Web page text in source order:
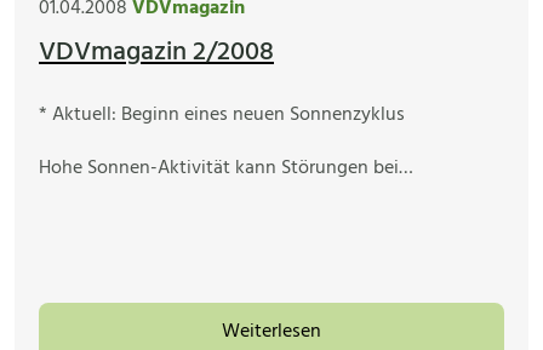
01.04.2008VDVmagazin
VDVmagazin 2/2008
* Aktuell: Beginn eines neuen Sonnenzyklus
Hohe Sonnen-Aktivität kann Störungen bei…
Weiterlesen